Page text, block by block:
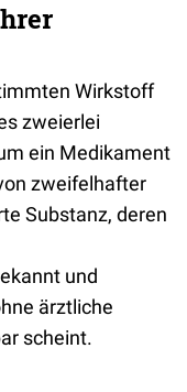
Wirkstoff
zweierlei
ein Medikament
zweifelhafter
Substanz, deren
und
ärztliche
scheint.